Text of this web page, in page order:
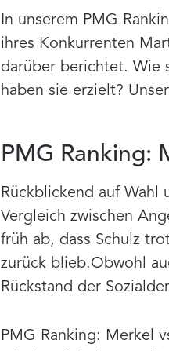
In unserem PMG
ihres Konkurrenten
darüber berichtet. Wie
haben sie erzielt?
PMG Ranking:
Rückblickend auf Wahl
Vergleich zwischen
früh ab, dass Schulz
zurück blieb.Obwohl
Rückstand der
PMG Ranking: Merkel